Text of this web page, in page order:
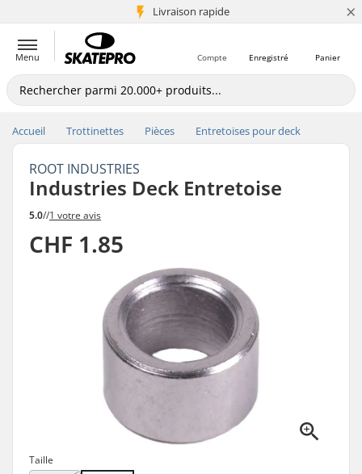
Livraison rapide
+5 mio de clients ×
Menu Panier
Enregistré
Compte
Accueil Trottinettes Pièces Entretoises pour deck
ROOT INDUSTRIES
Industries Deck Entretoise
5.0//1 votre avis
CHF 1.85
Taille